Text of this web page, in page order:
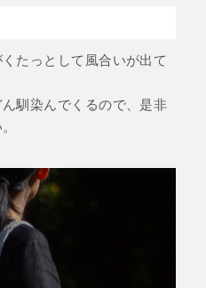
たっとして風合いが出て
馴染んでくるので、是非